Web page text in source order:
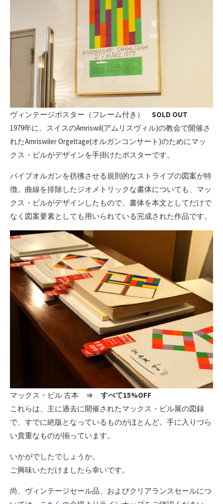
ヴィンテージポスター（フレーム付き） SOLD OUT
1979年に、スイスのAmriswil(アムリスヴィル)の教会で開催さ
れたAmriswiler Orgeltage(オルガンコンサート)のためにマッ
クス・ビルがデザインを手掛けたポスターです。
パイプオルガンを彷彿させる規則的なストライプの図案が特
徴。曲線を排除したジオメトリックな書体についても、マッ
クス・ビルがデザインしたもので、書体を本文としてだけで
なく図案要素としても用いられている完成された作品です。
マックス・ビル 古本 ⇒ すべて15%OFF
これらは、主に過去に開催されたマックス・ビル展の図録
で、すでに絶版となっているものがほとんど。手に入りづら
い貴重なものが揃っています。
いかがでしたでしょうか。
ご興味いただけましたら幸いです。
尚、ヴィンテージセール品、およびクリアランスセールにつ